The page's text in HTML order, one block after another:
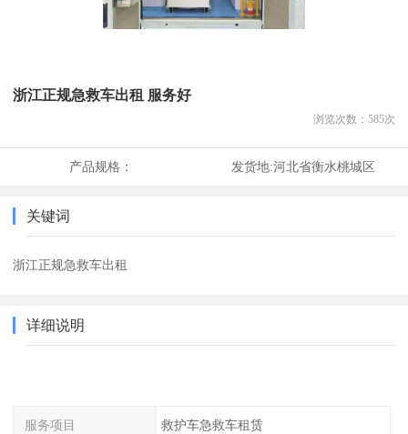
浙江正规急救车出租 服务好
浏览次数： 585次
产品规格： 发货地:河北省衡水桃城区
关键词
浙江正规急救车出租
详细说明
服务项目 救护车急救车租赁